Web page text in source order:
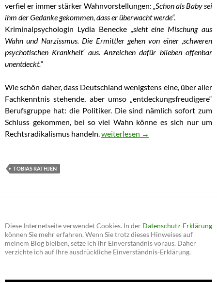
verfiel er immer stärker Wahnvorstellungen: „Schon als Baby sei
ihm der Gedanke gekommen, dass er überwacht werde“.
Kriminalpsychologin Lydia Benecke „sieht eine Mischung aus
Wahn und Narzissmus. Die Ermittler gehen von einer ,schweren
psychotischen Krankheit‘ aus. Anzeichen dafür blieben offenbar
unentdeckt.“
Wie schön daher, dass Deutschland wenigstens eine, über aller
Fachkenntnis stehende, aber umso „entdeckungsfreudigere“
Berufsgruppe hat: die Politiker. Die sind nämlich sofort zum
Schluss gekommen, bei so viel Wahn könne es sich nur um
Rechtsradikalismus handeln.Kommentar zum Amoklauf von
weiterlesen →
TOBIAS RATHJEN
Diese Internetseite verwendet Cookies. In der Datenschutz-Erklärung
können Sie mehr erfahren. Wenn Sie trotz dieses Hinweises auf
meinem Blog bleiben, setze ich ihr Einverständnis voraus. Daher
verzichte ich auf Ihre ausdrückliche Einverständnis-Erklärung.